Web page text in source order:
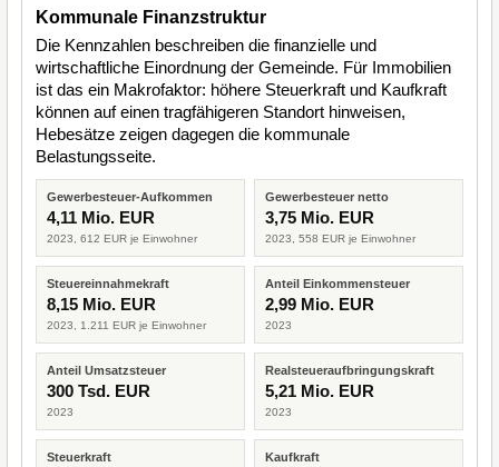
Kommunale Finanzstruktur
Die Kennzahlen beschreiben die finanzielle und
wirtschaftliche Einordnung der Gemeinde. Für Immobilien
ist das ein Makrofaktor: höhere Steuerkraft und Kaufkraft
können auf einen tragfähigeren Standort hinweisen,
Hebesätze zeigen dagegen die kommunale
Belastungsseite.
Gewerbesteuer-Aufkommen
4,11 Mio. EUR
2023, 612 EUR je Einwohner
Gewerbesteuer netto
3,75 Mio. EUR
2023, 558 EUR je Einwohner
Steuereinnahmekraft
8,15 Mio. EUR
2023, 1.211 EUR je Einwohner
Anteil Einkommensteuer
2,99 Mio. EUR
2023
Anteil Umsatzsteuer
300 Tsd. EUR
2023
Realsteueraufbringungskraft
5,21 Mio. EUR
2023
Steuerkraft Kaufkraft